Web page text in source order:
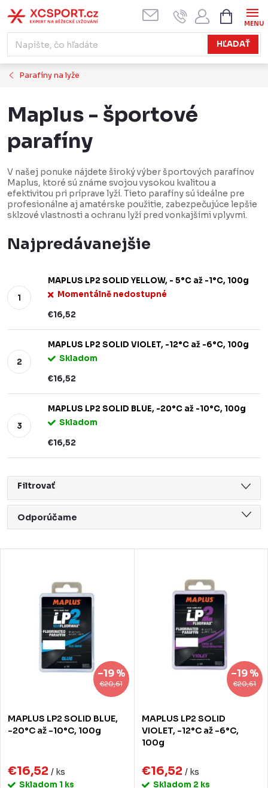
na
obsah
HĽADAŤ
KOŠÍK
Parafíny na lyže
Maplus - športové
parafíny
V našej ponuke nájdete široký výber športových parafínov
Maplus, ktoré sú známe svojou vysokou kvalitou a
efektivitou pri príprave lyží. Tieto parafíny sú ideálne pre
profesionálne aj amatérske použitie, zabezpečujúce lepšie
sklzové vlastnosti a ochranu lyží pred vonkajšími vplyvmi.
Najpredávanejšie
MAPLUS LP2 SOLID YELLOW, - 5°C až -1°C, 100g
Momentálně nedostupné
€16,52
MAPLUS LP2 SOLID VIOLET, -12°C až -6°C, 100g
Skladom
€16,52
MAPLUS LP2 SOLID BLUE, -20°C až -10°C, 100g
Skladom
€16,52
Filtrovať
R
a
d
k
Odporúčame
Najpredávanejšie
Abecedne
d
k
€20,61
–19 %
MAPLUS LP2 SOLID BLUE,
-20°C až -10°C, 100g
€16,52 / ks
Skladom 1 ks
€20,61
–19 %
MAPLUS LP2 SOLID
VIOLET, -12°C až -6°C,
100g
€16,52 / ks
Skladom 2 ks